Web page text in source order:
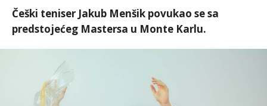
Češki teniser Jakub Menšik povukao se sa
predstojećeg Mastersa u Monte Karlu.